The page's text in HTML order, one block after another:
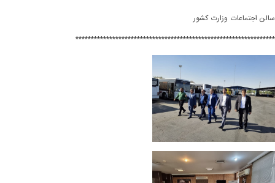
سالن اجتماعات وزارت کشور
*****************************************************************